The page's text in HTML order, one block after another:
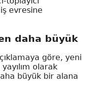
evresine
daha büyük
göre, yeni
olarak
büyük bir alana